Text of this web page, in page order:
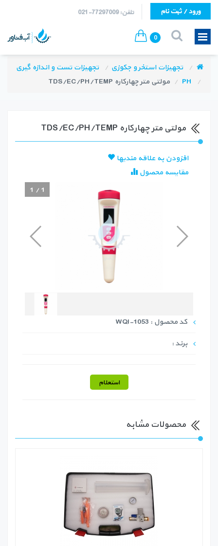
تلفن: 77297009-021 ورود / ثبت نام
0
تجهیزات استخر و جکوزی
تجهیزات تست و اندازه گیری
مولتی متر چهارکاره TDS/EC/PH/TEMP
مولتی متر چهارکاره TDS/EC/PH/TEMP
افزودن به علاقه مندیها
مقایسه محصول
1 /1
کد محصول : WQI-1053
برند :
استعلام
محصولات مشابه